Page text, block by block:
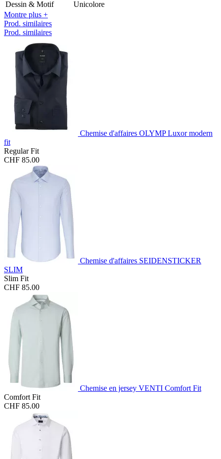
Dessin & Motif
Unicolore
Montre plus +
Prod. similaires
Prod. similaires
Chemise d'affaires OLYMP Luxor modern
fit
Regular Fit
CHF 85.00
Chemise d'affaires SEIDENSTICKER
SLIM
Slim Fit
CHF 85.00
Chemise en jersey VENTI Comfort Fit
Comfort Fit
CHF 85.00